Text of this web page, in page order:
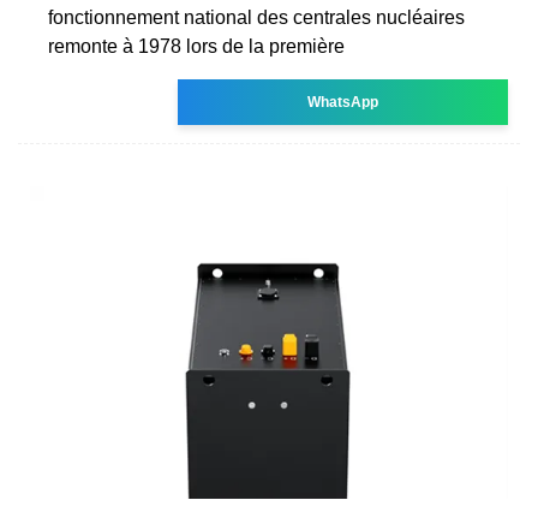
fonctionnement national des centrales nucléaires
remonte à 1978 lors de la première
WhatsApp